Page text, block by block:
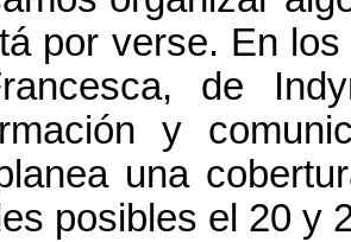
por verse. En
de
y
una
posibles el 20 y